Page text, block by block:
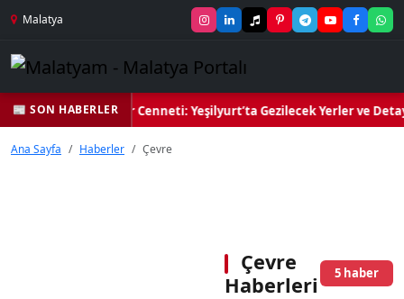
Malatya
📰 SON HABERLER
Yeşil Kalbi ve Kültür Cenneti: Yeşilyurt’ta Gezilecek Yerler ve
Ana Sayfa Haberler Çevre
Çevre
Haberleri
5 haber